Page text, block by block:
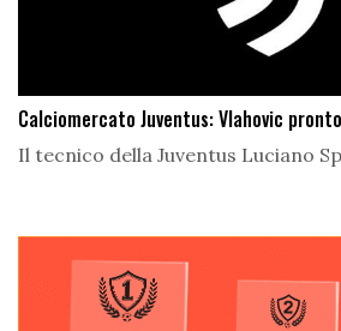
Calciomercato Juventus: Vlahovic
Il tecnico della Juventus Luciano